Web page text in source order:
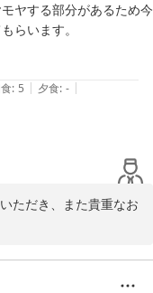
合わなかったとのこ
郷土らしさを大切にし
できず心苦しく感じて
ございました。
指して努めてまいりま
ヤする部分があるため今
らいます。
こちらを予約しました。
車椅子使用で立位可。杖
ーターは無いと言われま
にもいかず、要介護の父
いましたが、その後は疲
: 5 | 夕食: - |
ただき、また貴重なお
りがとうございます。
適切に対応できず不快
詫び申し上げます。